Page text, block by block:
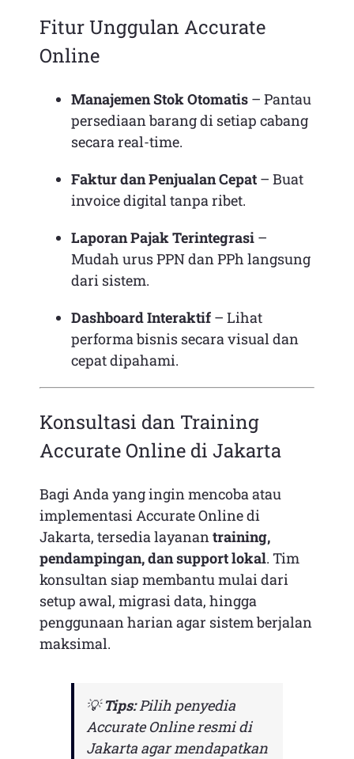
Fitur Unggulan Accurate
Online
Manajemen Stok Otomatis– Pantau
persediaan barang di setiap cabang
secara real-time.
Faktur dan Penjualan Cepat– Buat
invoice digital tanpa ribet.
Laporan Pajak Terintegrasi–
Mudah urus PPN dan PPh langsung
dari sistem.
Dashboard Interaktif– Lihat
performa bisnis secara visual dan
cepat dipahami.
Konsultasi dan Training
Accurate Online di Jakarta
Bagi Anda yang ingin mencoba atau
implementasi Accurate Online di
Jakarta, tersedia layanantraining,
pendampingan, dan support lokal. Tim
konsultan siap membantu mulai dari
setup awal, migrasi data, hingga
penggunaan harian agar sistem berjalan
maksimal.
💡Tips:Pilih penyedia
Accurate Online resmi di
Jakarta agar mendapatkan